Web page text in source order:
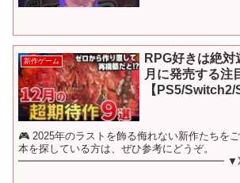
新作ゲーム
RPG好きは絶
月に発売する注
【PS5/Switch2/
🎮 2025年のラストを飾る侮れない新作たちを
本を探している方は、ぜひ参考にどうぞ。
━━━━━━━━━━━━━━━━━━━━ ▼X（旧